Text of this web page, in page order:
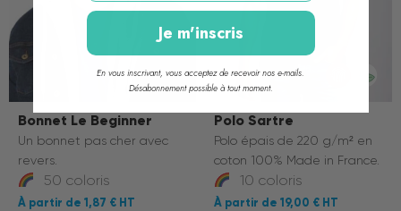
Bonnet Le Beginner
Un bonnet pas cher avec
revers.
50 coloris
1,87 €
Polo Sartre
Polo épais de 220 g/m² en
coton 100% Made in France.
10 coloris
19,00 €
Je m'inscris
En vous inscrivant, vous acceptez de recevoir nos e-mails.
Désabonnement possible à tout moment.